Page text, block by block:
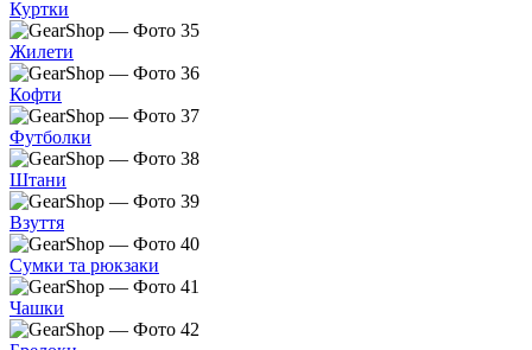
Куртки
Жилети
Кофти
Футболки
Штани
Взуття
Сумки та рюкзаки
Чашки